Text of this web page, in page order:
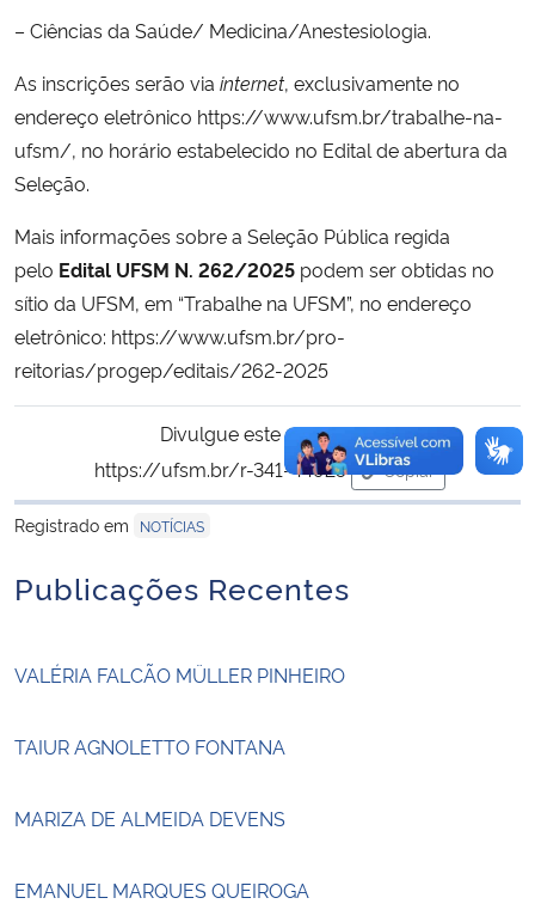
Advocacia-Geral da União
Banco Central do Brasil
Planalto
– Ciências da Saúde/ Medicina/Anestesiologia.
As inscrições serão via internet, exclusivamente no
endereço eletrônico https://www.ufsm.br/trabalhe-na-
ufsm/, no horário estabelecido no Edital de abertura da
Seleção.
Mais informações sobre a Seleção Pública regida
pelo Edital UFSM N. 262/2025 podem ser obtidas no
sítio da UFSM, em “Trabalhe na UFSM”, no endereço
eletrônico: https://www.ufsm.br/pro-
reitorias/progep/editais/262-2025
Divulgue este conteúdo:
https://ufsm.br/r-341-44925
Copiar
para área de
Registrado em
NOTÍCIAS
Publicações Recentes
VALÉRIA FALCÃO MÜLLER PINHEIRO
TAIUR AGNOLETTO FONTANA
MARIZA DE ALMEIDA DEVENS
EMANUEL MARQUES QUEIROGA